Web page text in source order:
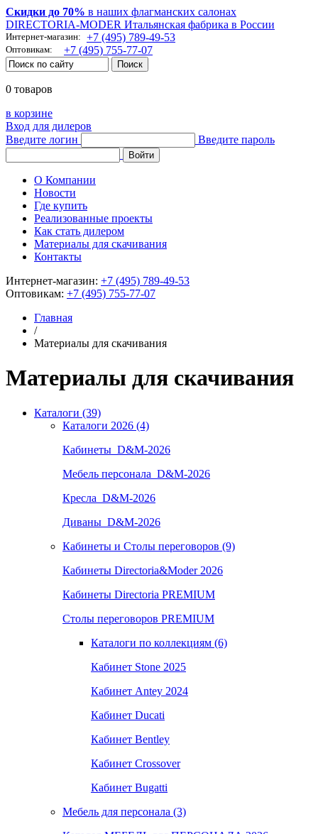
Скидки до 70% в наших флагманских салонах
DIRECTORIA-MODER Итальянская фабрика в России
Интернет-магазин: +7 (495) 789-49-53
Оптовикам: +7 (495) 755-77-07
0 товаров
в корзине
Вход для дилеров
Введите логин
Введите пароль
О Компании
Новости
Где купить
Реализованные проекты
Как стать дилером
Материалы для скачивания
Контакты
Интернет-магазин: +7 (495) 789-49-53
Оптовикам: +7 (495) 755-77-07
Главная
/
Материалы для скачивания
Материалы для скачивания
Каталоги (39)
Каталоги 2026 (4)
Кабинеты_D&M-2026
Мебель персонала_D&M-2026
Кресла_D&M-2026
Диваны_D&M-2026
Кабинеты и Столы переговоров (9)
Кабинеты Directoria&Moder 2026
Кабинеты Directoria PREMIUM
Столы переговоров PREMIUM
Каталоги по коллекциям (6)
Кабинет Stone 2025
Кабинет Antey 2024
Кабинет Ducati
Кабинет Bentley
Кабинет Crossover
Кабинет Bugatti
Мебель для персонала (3)